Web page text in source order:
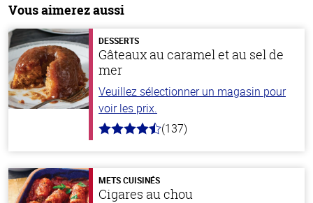
Vous aimerez aussi
DESSERTS
Gâteaux au caramel et au sel de
mer
Veuillez sélectionner un magasin pour
voir les prix.
4.8
stars
(137)
METS CUISINÉS
Cigares au chou